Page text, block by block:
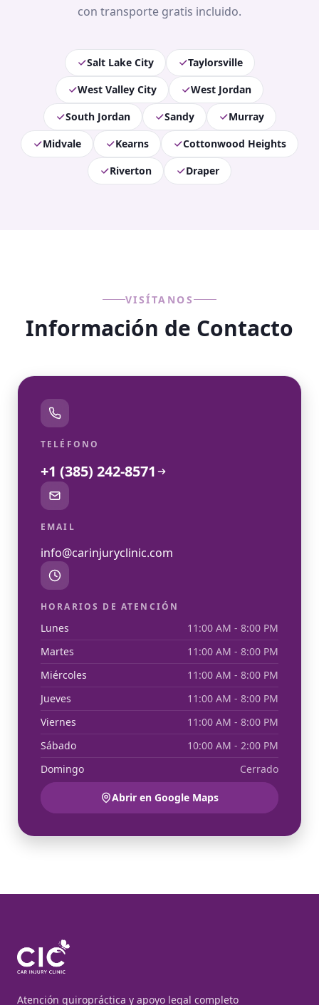
con transporte gratis incluido.
Salt Lake City
Taylorsville
West Valley City
West Jordan
South Jordan
Sandy
Murray
Midvale
Kearns
Cottonwood Heights
Riverton
Draper
VISÍTANOS
Información de Contacto
TELÉFONO
+1 (385) 242-8571
EMAIL
info@carinjuryclinic.com
HORARIOS DE ATENCIÓN
Lunes
11:00 AM - 8:00 PM
Martes
11:00 AM - 8:00 PM
Miércoles
11:00 AM - 8:00 PM
Jueves
11:00 AM - 8:00 PM
Viernes
11:00 AM - 8:00 PM
Sábado
10:00 AM - 2:00 PM
Domingo
Cerrado
Abrir en Google Maps
Atención quiropráctica y apoyo legal completo